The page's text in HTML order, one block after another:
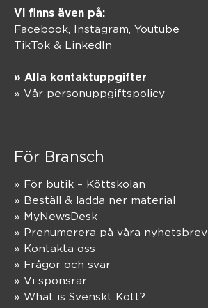
Vi finns även på:
Facebook, Instagram Youtube
TikTok & LinkedIn
» Alla kontaktuppgifter
» Vår personuppgiftspolicy
För Bransch
» För butik – Köttskolan
» Beställ & ladda ner material
» MyNewsDesk
» Prenumerera på våra nyhetsbrev
» Kontakta oss
» Frågor och svar
» Vi sponsrar
» What is Svenskt Kött?